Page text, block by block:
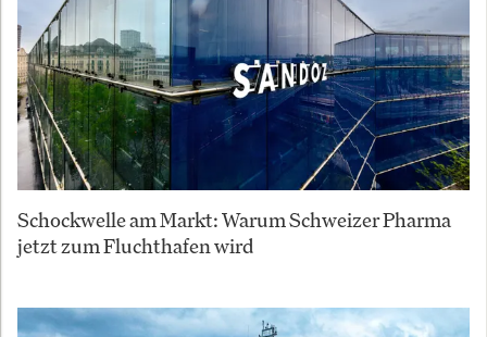
Schockwelle am Markt: Warum Schweizer Pharma
jetzt zum Fluchthafen wird